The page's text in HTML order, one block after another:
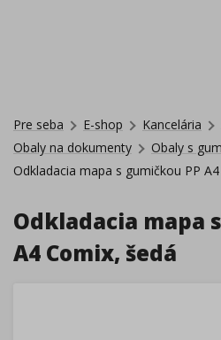
Pre seba E-shop Kancelária
Obaly na dokumenty
Obaly s
Odkladacia mapa s gumičkou PP
Odkladacia mapa
A4 Comix, šedá